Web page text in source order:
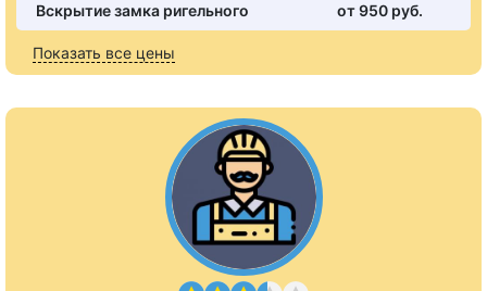
Вскрытие замка ригельного от 950 pуб.
Показать все цены